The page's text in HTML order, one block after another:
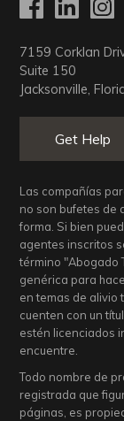
7159 Corklan
Suite 150
Jacksonville,
Get Help
Las compañías
no son bufetes de
forma. Si bien
agentes inscritos
término "Abogado
genérica para
en temas de alivio
cuenten con un
estén licenciados
encuentre.
Todo nombre de
registrada que
páginas, es